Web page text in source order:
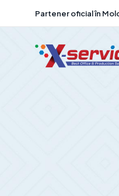
Partener oficial în